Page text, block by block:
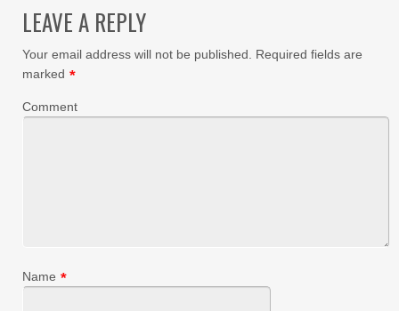
LEAVE A REPLY
Your email address will not be published.
Required fields are
marked *
Comment
Name *